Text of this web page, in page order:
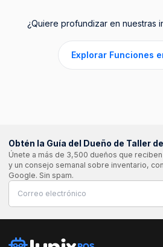
¿Quiere profundizar en nuestras
Explorar Funciones
Obtén la Guía del Dueño de Taller
Únete a más de 3,500 dueños que
y un consejo semanal sobre inventario,
Google. Sin spam.